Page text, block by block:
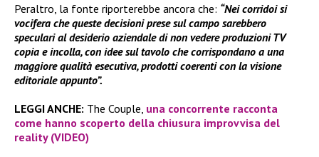
Peraltro, la fonte riporterebbe ancora che: “Nei corridoi si
vocifera che queste decisioni prese sul campo sarebbero
speculari al desiderio aziendale di non vedere produzioni TV
copia e incolla, con idee sul tavolo che corrispondano a una
maggiore qualità esecutiva, prodotti coerenti con la visione
editoriale appunto”.
LEGGI ANCHE: The Couple, una concorrente racconta
come hanno scoperto della chiusura improvvisa del
reality (VIDEO)